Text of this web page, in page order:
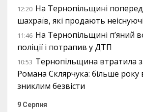
12:20 На Тернопільщині
шахраїв, які продають
11:46 На Тернопільщині п’яний
поліції і потрапив у ДТП
10:53 Тернопільщина втратила
Романа Склярчука: більше року
зниклим безвісти
9 Серпня